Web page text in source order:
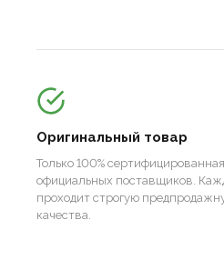
Оригинальный товар
Только 100%
официальных поставщиков.
проходит строгую
качества.